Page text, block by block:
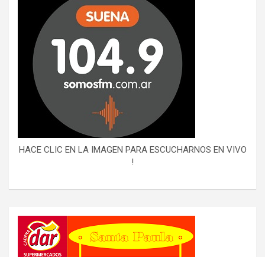
HACE CLIC EN LA IMAGEN PARA ESCUCHARNOS EN VIVO
!